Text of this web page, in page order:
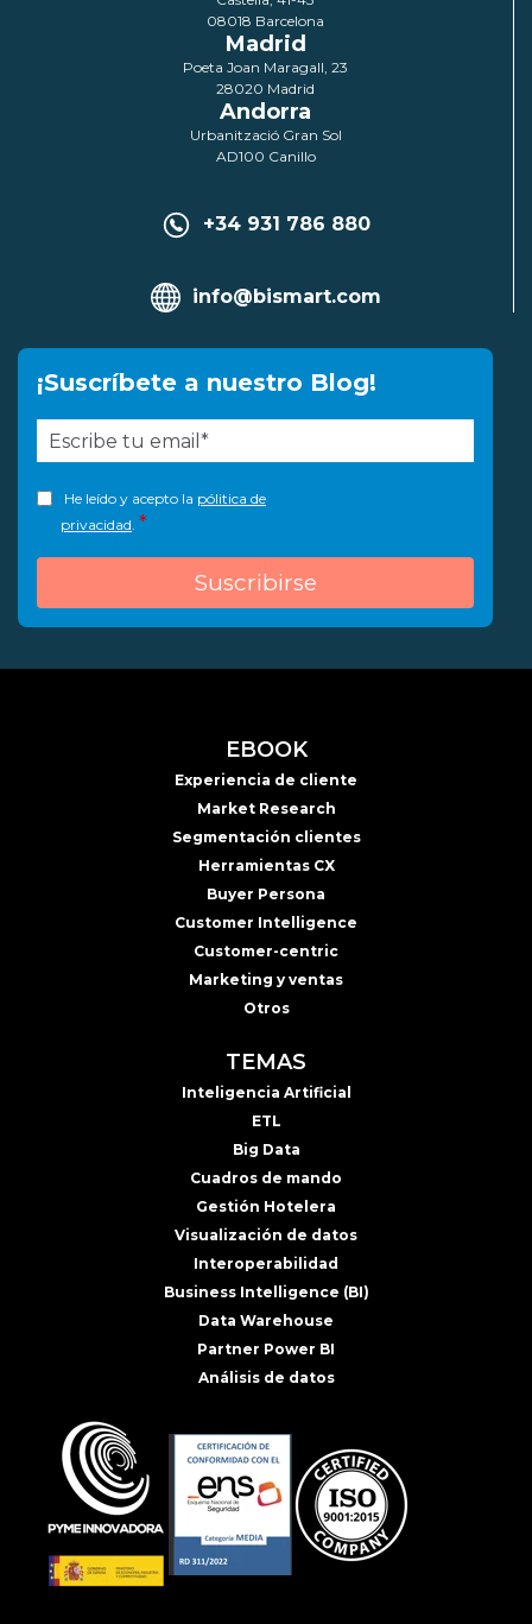
08018 Barcelona
Madrid
Poeta Joan Maragall, 23
28020 Madrid
Andorra
Urbanització Gran Sol
AD100 Canillo
+34 931 786 880
info@bismart.com
¡Suscríbete a nuestro Blog!
He leído y acepto la pólitica de
privacidad. *
EBOOK
Experiencia de cliente
Market Research
Segmentación clientes
Herramientas CX
Buyer Persona
Customer Intelligence
Customer-centric
Marketing y ventas
Otros
TEMAS
Inteligencia Artificial
ETL
Big Data
Cuadros de mando
Gestión Hotelera
Visualización de datos
Interoperabilidad
Business Intelligence (BI)
Data Warehouse
Partner Power BI
Análisis de datos